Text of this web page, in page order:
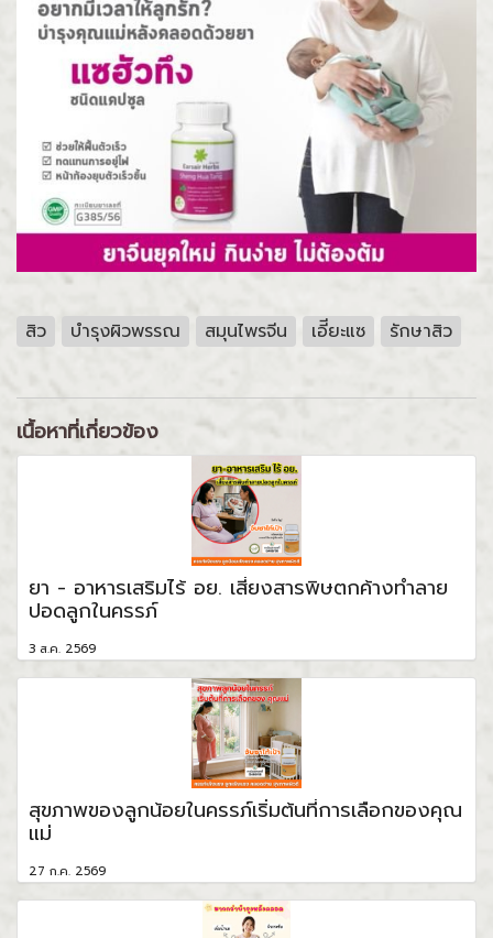
สิว บำรุงผิวพรรณ สมุนไพรจีน เอีียะแซ รักษาสิว
เนื้อหาที่เกี่ยวข้อง
ยา - อาหารเสริมไร้ อย. เสี่ยงสารพิษตกค้างทำลาย
ปอดลูกในครรภ์
3 ส.ค. 2569
สุขภาพของลูกน้อยในครรภ์เริ่มต้นที่การเลือกของคุณ
แม่
27 ก.ค. 2569